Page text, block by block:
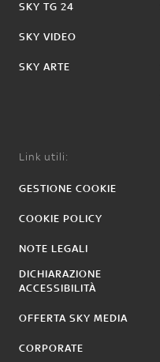
SKY TG 24
SKY VIDEO
SKY ARTE
Link utili:
GESTIONE COOKIE
COOKIE POLICY
NOTE LEGALI
DICHIARAZIONE
ACCESSIBILITÀ
OFFERTA SKY MEDIA
CORPORATE